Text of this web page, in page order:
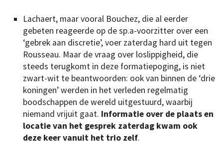
Lachaert, maar vooral Bouchez, die al eerder
gebeten reageerde op de sp.a-voorzitter over een
‘gebrek aan discretie’, voer zaterdag hard uit tegen
Rousseau. Maar de vraag over loslippigheid, die
steeds terugkomt in deze formatiepoging, is niet
zwart-wit te beantwoorden: ook van binnen de ‘drie
koningen’ werden in het verleden regelmatig
boodschappen de wereld uitgestuurd, waarbij
niemand vrijuit gaat. Informatie over de plaats en
locatie van het gesprek zaterdag kwam ook
deze keer vanuit het trio zelf.